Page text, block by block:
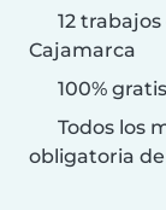
12
Cajamarca
100%
Todos los
obligatoria